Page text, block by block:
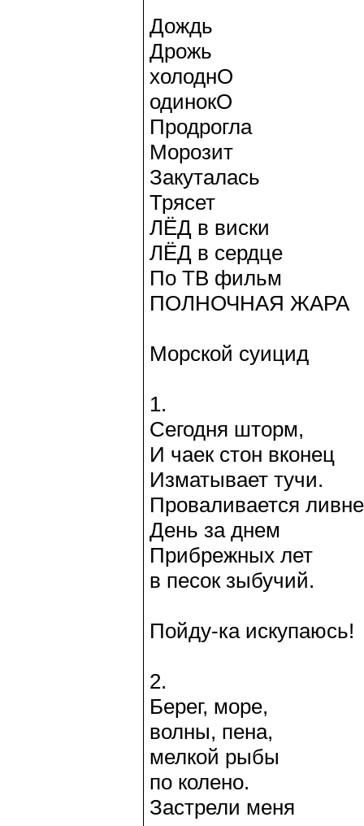
Дождь
Дрожь
холоднО
одинокО
Продрогла
Морозит
Закуталась
Трясет
ЛЁД в виски
ЛЁД в сердце
По ТВ фильм
ПОЛНОЧНАЯ ЖАРА
Морской суицид
1.
Сегодня шторм,
И чаек стон вконец
Изматывает тучи.
Проваливается
День за днем
Прибрежных лет
в песок зыбучий.
Пойду-ка искупаюсь!
2.
Берег, море,
волны, пена,
мелкой рыбы
по колено.
Застрели меня